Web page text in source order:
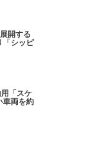
開する
「シッピ
「スケ
車両を約